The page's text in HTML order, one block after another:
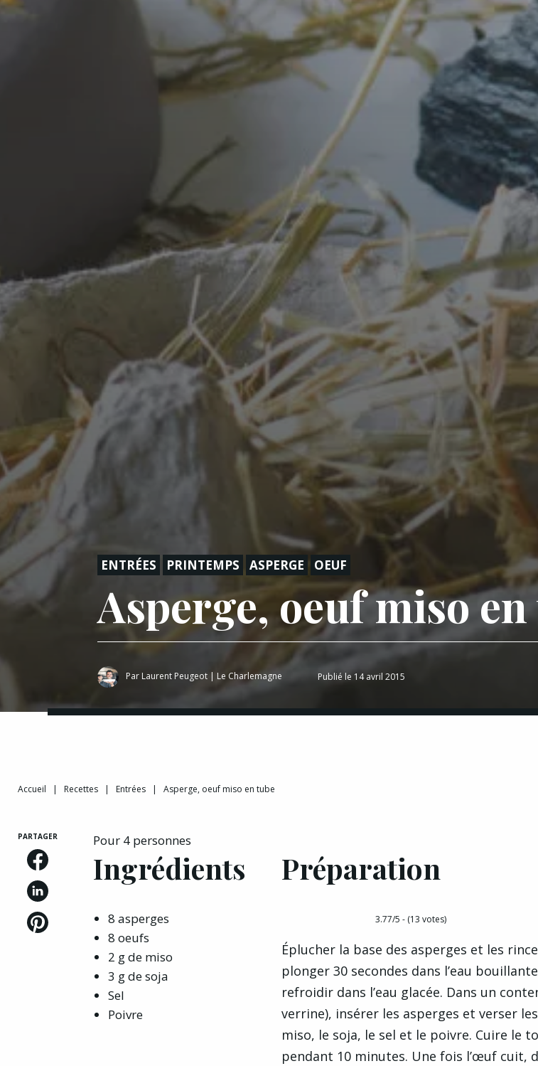
ENTRÉES PRINTEMPS ASPERGE OEUF
Asperge, oeuf miso
Par Laurent Peugeot | Le Charlemagne Publié le 14 avril 2015
Accueil | Recettes | Entrées | Asperge, oeuf miso en tube
PARTAGER Pour 4 personnes
Ingrédients
8 asperges
8 oeufs
2 g de miso
3 g de soja
Sel
Poivre
Préparation
3.77/5 - (13 votes)
Éplucher la base des asperges et les
plonger 30 secondes dans l’eau
refroidir dans l’eau glacée. Dans un
verrine), insérer les asperges et verser
miso, le soja, le sel et le poivre. Cuire le
pendant 10 minutes. Une fois l’œuf cuit,